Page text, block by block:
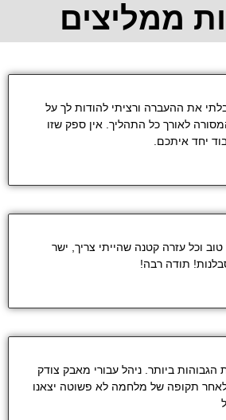
ממליצים
את ההעברה ורציתי להודות לך על
לאורך כל התהליך. אין ספק שזו
יחד איתכם.
וכל עזרה קטנה שהייתי צריך, ישר
תודה רבה!
הגבוהות ביותר. ניהל עבורי מאבק צודק
תקופה של מלחמה לא פשוטה יצאנו